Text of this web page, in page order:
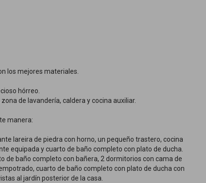
los mejores materiales.
hórreo.
de lavandería, caldera y cocina auxiliar.
manera:
lareira de piedra con horno, un pequeño trastero, cocina
equipada y cuarto de baño completo con plato de ducha.
de baño completo con bañera, 2 dormitorios con cama de
cuarto de baño completo con plato de ducha con
al jardín posterior de la casa.